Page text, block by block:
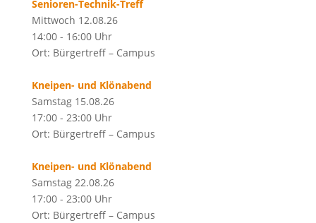
Senioren-Technik-Treff
Mittwoch 12.08.26
14:00 - 16:00 Uhr
Ort: Bürgertreff – Campus
Kneipen- und Klönabend
Samstag 15.08.26
17:00 - 23:00 Uhr
Ort: Bürgertreff – Campus
Kneipen- und Klönabend
Samstag 22.08.26
17:00 - 23:00 Uhr
Ort: Bürgertreff – Campus